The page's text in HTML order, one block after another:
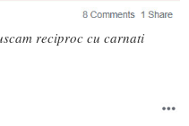
reciproc cu carnati